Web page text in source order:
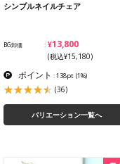
シンプルネイルチェア
BG卸価 ¥13,800
(税込¥15,180)
ポイント : 138pt (1%)
(36)
バリエーション一覧へ